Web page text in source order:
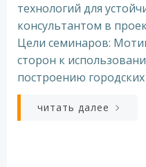
технологий для
консультантом в
Цели семинаров:
сторон к
построению
читать далее